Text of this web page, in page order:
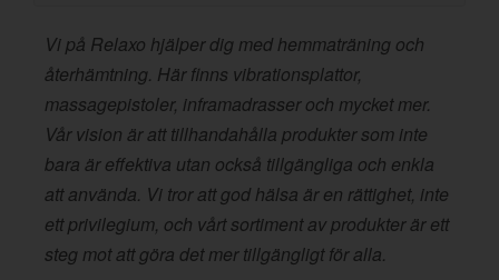
Vi på Relaxo hjälper dig med hemmaträning och
återhämtning. Här finns vibrationsplattor,
massagepistoler, inframadrasser och mycket mer.
Vår vision är att tillhandahålla produkter som inte
bara är effektiva utan också tillgängliga och enkla
att använda. Vi tror att god hälsa är en rättighet, inte
ett privilegium, och vårt sortiment av produkter är ett
steg mot att göra det mer tillgängligt för alla.